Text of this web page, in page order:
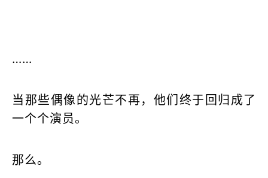
当那些偶像的光芒不再，他们终于回归成了
一个个演员。
那么。